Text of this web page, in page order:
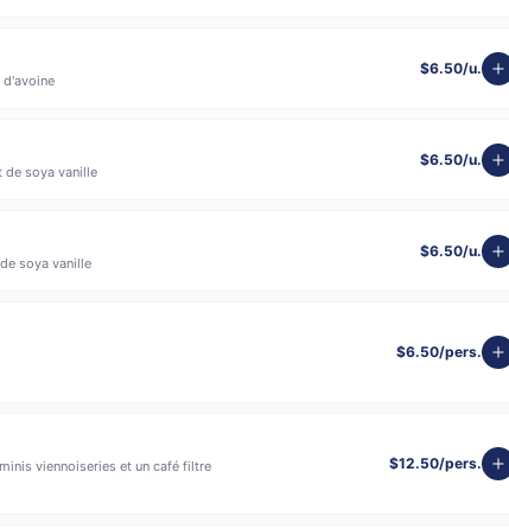
d'avoine
$6.50/u.
de soya vanille
$6.50/u.
soya vanille
$6.50/u.
$6.50/pers.
viennoiseries et un café filtre
$12.50/pers.